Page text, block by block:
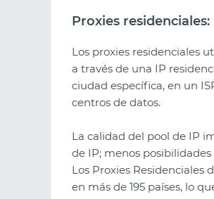
Proxies
Los proxies residenciales
a través de una IP
ciudad específica, en un
centros de datos.
La calidad del pool de IP
de IP; menos
Los Proxies Residenciales
en más de 195 países, lo